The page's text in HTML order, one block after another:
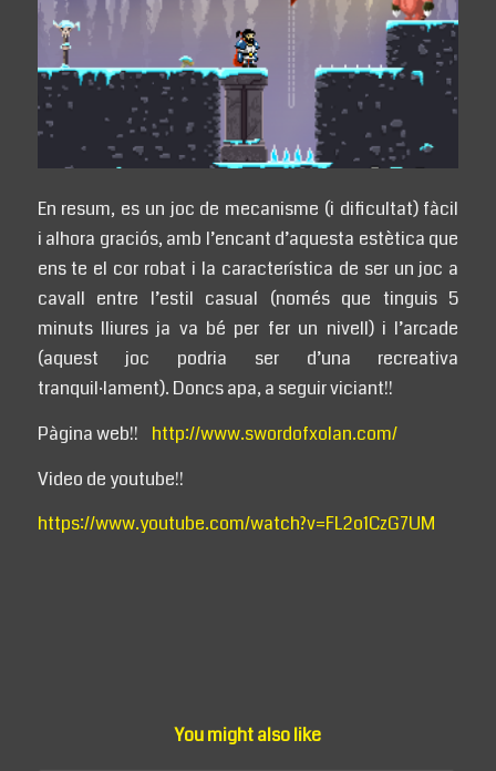
En resum, es un joc de mecanisme (i dificultat) fàcil
i alhora graciós, amb l’encant d’aquesta estètica que
ens te el cor robat i la característica de ser un joc a
cavall entre l’estil casual (només que tinguis 5
minuts lliures ja va bé per fer un nivell) i l’arcade
(aquest joc podria ser d’una recreativa
tranquil·lament). Doncs apa, a seguir viciant!!
Pàgina web!! http://www.swordofxolan.com/
Video de youtube!!
https://www.youtube.com/watch?v=FL2o1CzG7UM
You might also like